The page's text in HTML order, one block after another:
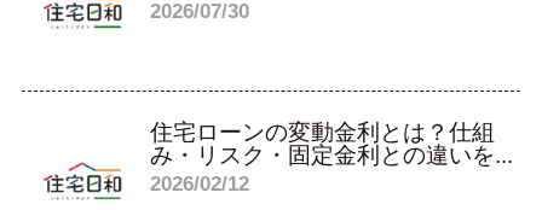
2026/07/30
住宅ローンの変動金利とは？仕組
み・リスク・固定金利との違いを...
2026/02/12